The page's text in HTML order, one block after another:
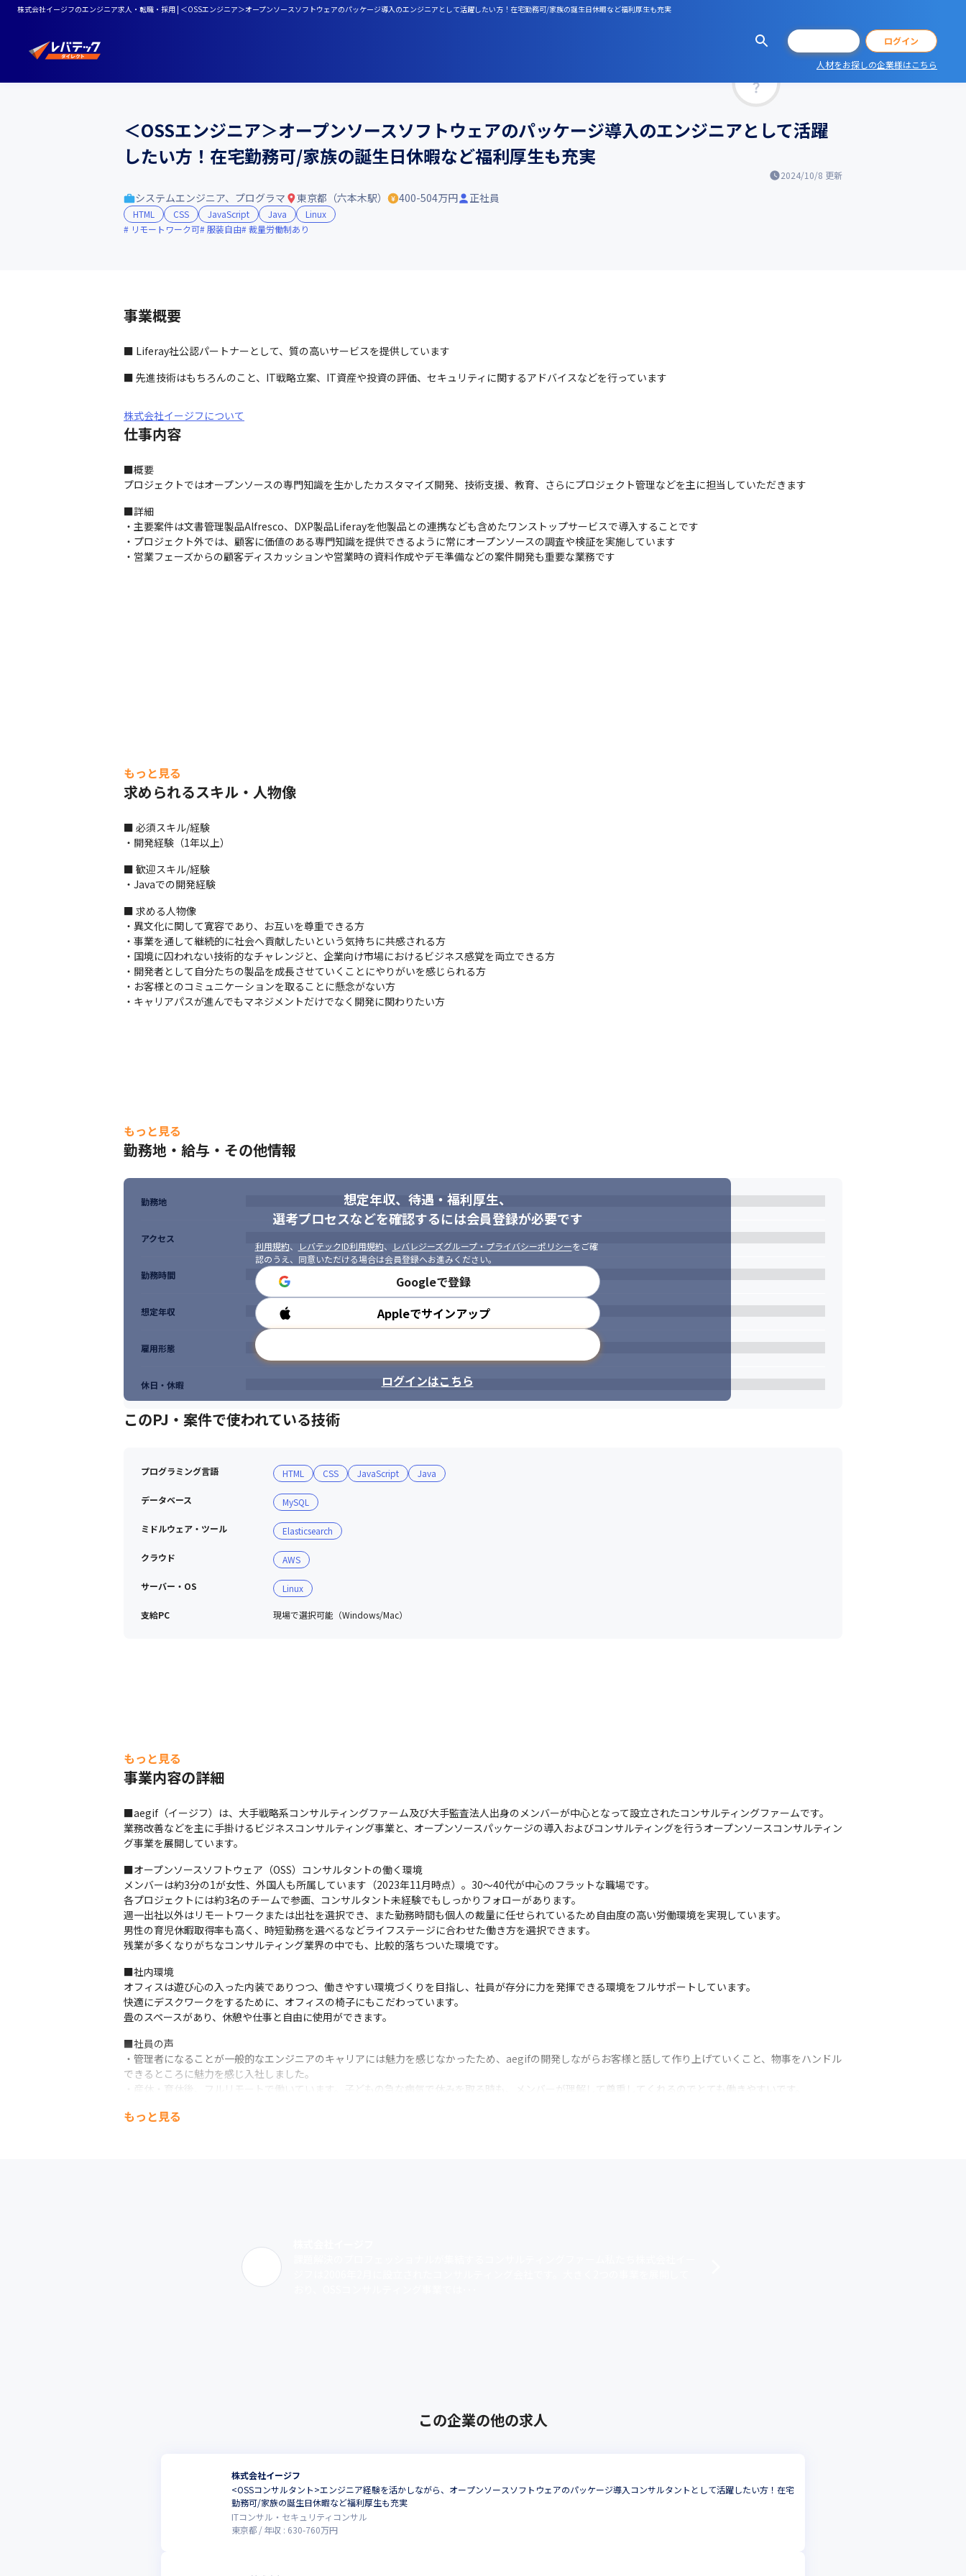
株式会社イージフのエンジニア求人・転職・採用 | ＜OSSエンジニア＞オープンソースソフトウェアのパッケージ導入のエンジニアとして活躍したい方！在宅勤務可/家族の誕生日休暇など福利厚生も充実
ログイン
人材をお探しの企業様はこちら
＜OSSエンジニア＞オープンソースソフトウェアのパッケージ導入のエンジニアとして活躍
したい方！在宅勤務可/家族の誕生日休暇など福利厚生も充実
2024/10/8 更新
システムエンジニア、プログラマ 東京都（六本木駅） 400-504万円 正社員
HTML CSS JavaScript Java
Linux
リモートワーク可 服装自由 裁量労働制あり
事業概要
■ Liferay社公認パートナーとして、質の高いサービスを提供しています
■ 先進技術はもちろんのこと、IT戦略立案、IT資産や投資の評価、セキュリティに関するアドバイスなどを行っています
株式会社イージフについて
仕事内容
■概要
プロジェクトではオープンソースの専門知識を生かしたカスタマイズ開発、技術支援、教育、さらにプロジェクト管理などを主に担当していただきます
■詳細
・主要案件は文書管理製品Alfresco、DXP製品Liferayを他製品との連携なども含めたワンストップサービスで導入することです
・プロジェクト外では、顧客に価値のある専門知識を提供できるように常にオープンソースの調査や検証を実施しています
・営業フェーズからの顧客ディスカッションや営業時の資料作成やデモ準備などの案件開発も重要な業務です
もっと見る
求められるスキル・人物像
■ 必須スキル/経験
・開発経験（1年以上）
■ 歓迎スキル/経験
・Javaでの開発経験
■ 求める人物像
・異文化に関して寛容であり、お互いを尊重できる方
・事業を通して継続的に社会へ貢献したいという気持ちに共感される方
・国境に囚われない技術的なチャレンジと、企業向け市場におけるビジネス感覚を両立できる方
・開発者として自分たちの製品を成長させていくことにやりがいを感じられる方
・お客様とのコミュニケーションを取ることに懸念がない方
・キャリアパスが進んでもマネジメントだけでなく開発に関わりたい方
もっと見る
勤務地・給与・その他情報
想定年収、待遇・福利厚生、
選考プロセスなどを確認するには会員登録が必要です
利用規約、 レバテックID利用規約、 レバレジーズグループ・プライバシーポリシーをご確
認のうえ、同意いただける場合は会員登録へお進みください。
Googleで登録
Appleでサインアップ
ログインはこちら
勤務地
アクセス
勤務時間
想定年収
雇用形態
休日・休暇
このPJ・案件で使われている技術
プログラミング言語 HTML CSS JavaScript Java
データベース MySQL
ミドルウェア・ツール Elasticsearch
クラウド AWS
サーバー・OS Linux
支給PC 現場で選択可能（Windows/Mac）
もっと見る
事業内容の詳細
■aegif（イージフ）は、大手戦略系コンサルティングファーム及び大手監査法人出身のメンバーが中心となって設立されたコンサルティングファームです。
業務改善などを主に手掛けるビジネスコンサルティング事業と、オープンソースパッケージの導入およびコンサルティングを行うオープンソースコンサルティン
グ事業を展開しています。
■オープンソースソフトウェア（OSS）コンサルタントの働く環境
メンバーは約3分の1が女性、外国人も所属しています（2023年11月時点）。30～40代が中心のフラットな職場です。
各プロジェクトには約3名のチームで参画、コンサルタント未経験でもしっかりフォローがあります。
週一出社以外はリモートワークまたは出社を選択でき、また勤務時間も個人の裁量に任せられているため自由度の高い労働環境を実現しています。
男性の育児休暇取得率も高く、時短勤務を選べるなどライフステージに合わせた働き方を選択できます。
残業が多くなりがちなコンサルティング業界の中でも、比較的落ちついた環境です。
■社内環境
オフィスは遊び心の入った内装でありつつ、働きやすい環境づくりを目指し、社員が存分に力を発揮できる環境をフルサポートしています。
快適にデスクワークをするために、オフィスの椅子にもこだわっています。
畳のスペースがあり、休憩や仕事と自由に使用ができます。
■社員の声
・管理者になることが一般的なエンジニアのキャリアには魅力を感じなかったため、aegifの開発しながらお客様と話して作り上げていくこと、物事をハンドル
できるところに魅力を感じ入社しました。
・産休・育休後、フルリモートで働いています。子どもの急な病気で休みを取る時も、メンバーが理解して尊重してくれるのでとても働きやすいです。
行う作業以外は自由な時間に作業ができるので、働き方の自由度が高いです。
もっと見る
この企業の他の求人
株式会社イージフ
<OSSコンサルタント>エンジニア経験を活かしながら、オープンソースソフトウェアのパッケージ導入コンサルタントとして活躍したい方！在宅
勤務可/家族の誕生日休暇など福利厚生も充実
ITコンサル・セキュリティコンサル
東京都
年収 : 630-760万円